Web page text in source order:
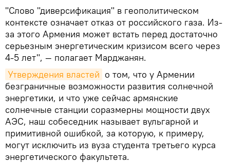
"Слово "диверсификация" в геополитическом
контексте означает отказ от российского газа. Из-
за этого Армения может встать перед достаточно
серьезным энергетическим кризисом всего через
4-5 лет", — полагает Марджанян.
Утверждения властей о том, что у Армении
безграничные возможности развития солнечной
энергетики, и что уже сейчас армянские
солнечные станции соразмерны мощности двух
АЭС, наш собеседник называет вульгарной и
примитивной ошибкой, за которую, к примеру,
могут исключить из вуза студента третьего курса
энергетического факультета.